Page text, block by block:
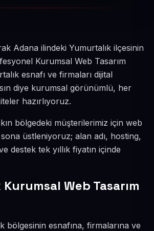
Adana ilindeki Yumurtalık ilçesinin
Kurumsal Web Tasarım
esnafı ve firmaları dijital
diye kurumsal görünümlü, her
hazırlıyoruz.
bölgedeki müşterilerimiz için web
üstleniyoruz; alan adı, hosting,
destek tek yıllık fiyatın içinde
Web Tasarım
bölgesinin esnafına, firmalarına ve